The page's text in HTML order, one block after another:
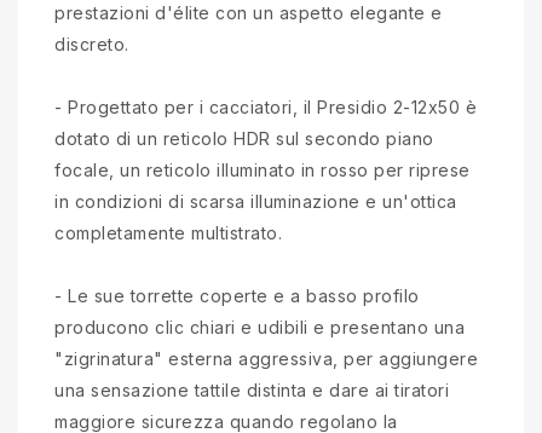
prestazioni d'élite con un aspetto elegante e
discreto.
- Progettato per i cacciatori, il Presidio 2-12x50 è
dotato di un reticolo HDR sul secondo piano
focale, un reticolo illuminato in rosso per riprese
in condizioni di scarsa illuminazione e un'ottica
completamente multistrato.
- Le sue torrette coperte e a basso profilo
producono clic chiari e udibili e presentano una
"zigrinatura" esterna aggressiva, per aggiungere
una sensazione tattile distinta e dare ai tiratori
maggiore sicurezza quando regolano la